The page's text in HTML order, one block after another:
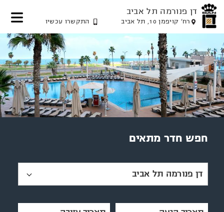
לאזור
תפריט
עליון
לאזור
הזמנת
חדר
לתוכן
המרכזי
לאזור
תפריט
תחתון
דן פנורמה תל אביב
רח' קויפמן 10, תל אביב התקשרו עכשיו
חפש חדר מתאים
דן פנורמה תל אביב